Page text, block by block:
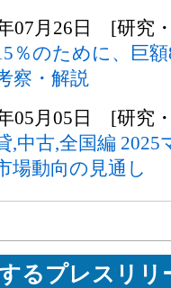
07月26日 [研究
％のために、巨
察・解説
05月05日 [研究
,中古,全国編
場動向の見通し
るプレスリリ